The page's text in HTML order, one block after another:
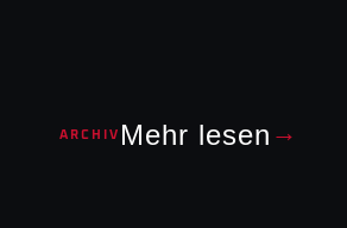
ARCHIV Mehr lesen →